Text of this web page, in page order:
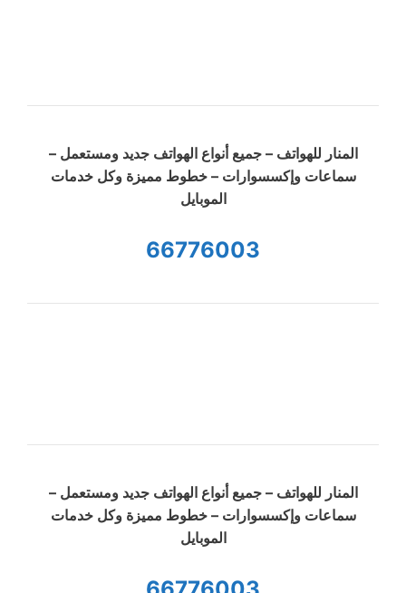
المنار للهواتف – جميع أنواع الهواتف جديد ومستعمل –
سماعات وإكسسوارات – خطوط مميزة وكل خدمات
الموبايل
66776003
المنار للهواتف – جميع أنواع الهواتف جديد ومستعمل –
سماعات وإكسسوارات – خطوط مميزة وكل خدمات
الموبايل